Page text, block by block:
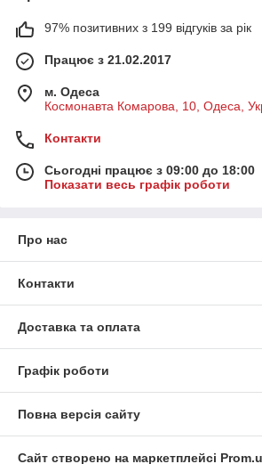
97% позитивних з 199 відгуків за рік
Працює з 21.02.2017
м. Одеса
Космонавта Комарова, 10, Одеса,
Контакти
Сьогодні працює з 09:00 до 18:00
Показати весь графік роботи
Про нас
Контакти
Доставка та оплата
Графік роботи
Повна версія сайту
Сайт створено на маркетплейсі